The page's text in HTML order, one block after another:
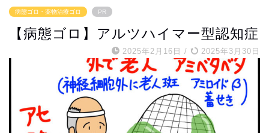
病態ゴロ・薬物治療ゴロ PR
【病態ゴロ】アルツハイマー型認知症
2025年2月16日 / 2025年3月30日